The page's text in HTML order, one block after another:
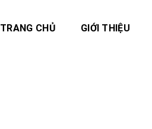
TRANG CHỦ GIỚI THIỆU